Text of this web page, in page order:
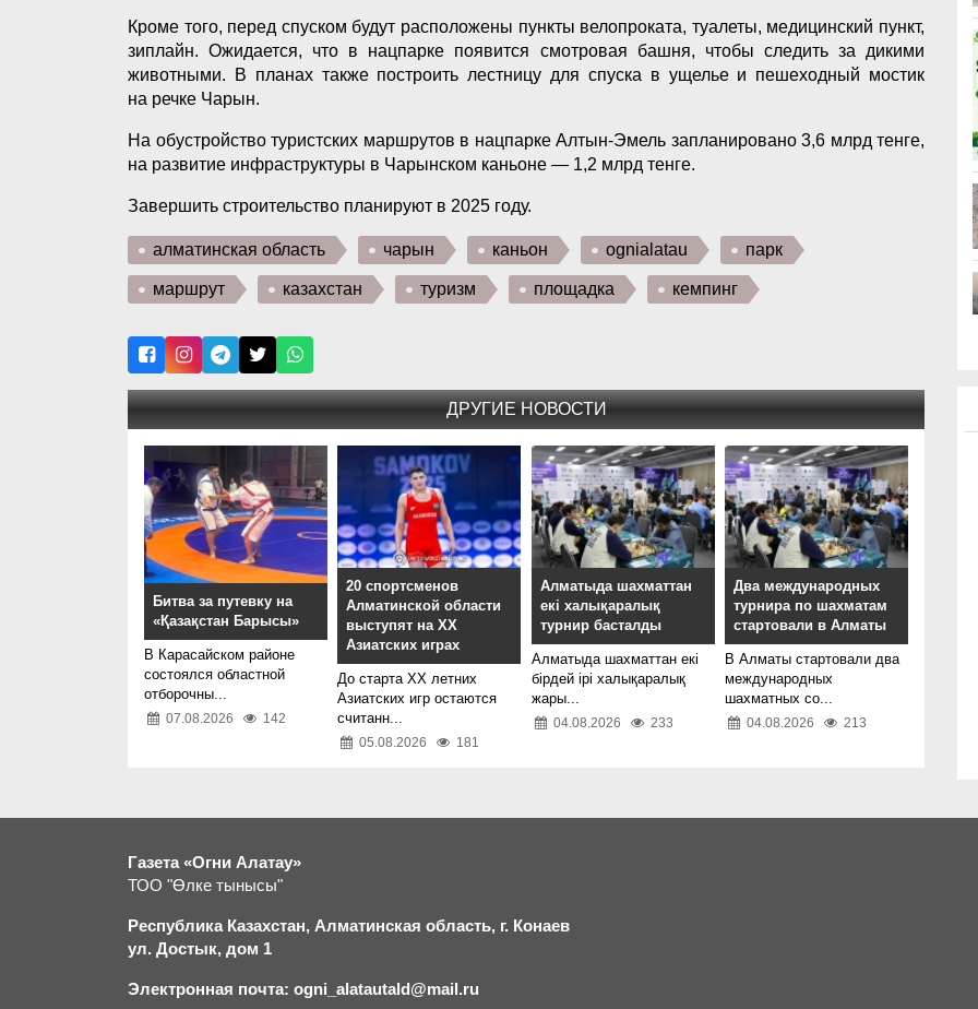
Кроме того, перед спуском будут расположены пункты велопроката, туалеты, медицинский пункт,
зиплайн. Ожидается, что в нацпарке появится смотровая башня, чтобы следить за дикими
животными. В планах также построить лестницу для спуска в ущелье и пешеходный мостик
на речке Чарын.
На обустройство туристских маршрутов в нацпарке Алтын-Эмель запланировано 3,6 млрд тенге,
на развитие инфраструктуры в Чарынском каньоне — 1,2 млрд тенге.
Завершить строительство планируют в 2025 году.
алматинская область чарын каньон ognialatau парк
маршрут казахстан туризм площадка кемпинг
ДРУГИЕ НОВОСТИ
Битва за путевку на
«Қазақстан Барысы»
В Карасайском районе
состоялся областной
отборочны...
07.08.2026 142
20 спортсменов
Алматинской области
выступят на XX
Азиатских играх
До старта XX летних
Азиатских игр остаются
считанн...
05.08.2026 181
Алматыда шахматтан
екі халықаралық
турнир басталды
Алматыда шахматтан екі
бірдей ірі халықаралық
жары...
04.08.2026 233
Два международных
турнира по шахматам
стартовали в Алматы
В Алматы стартовали два
международных
шахматных со...
04.08.2026 213
Газета «Огни Алатау»
ТОО "Өлке тынысы"
Республика Казахстан, Алматинская область, г. Конаев
ул. Достык, дом 1
Электронная почта: ogni_alatautald@mail.ru